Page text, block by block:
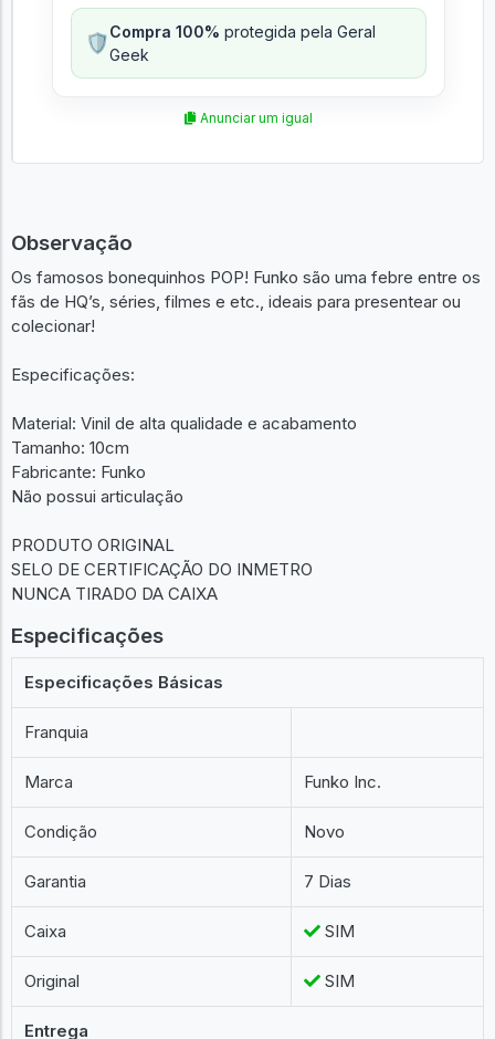
🛡️Compra 100% protegida pela Geral
Geek
Anunciar um igual
Observação
Os famosos bonequinhos POP! Funko são uma febre entre os
fãs de HQ’s, séries, filmes e etc., ideais para presentear ou
colecionar!
Especificações:
Material: Vinil de alta qualidade e acabamento
Tamanho: 10cm
Fabricante: Funko
Não possui articulação
PRODUTO ORIGINAL
SELO DE CERTIFICAÇÃO DO INMETRO
NUNCA TIRADO DA CAIXA
Especificações
Especificações Básicas
Franquia
Marca Funko Inc.
Condição Novo
Garantia 7 Dias
Caixa SIM
Original SIM
Entrega